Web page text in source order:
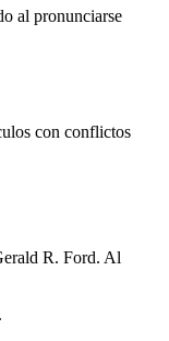
al pronunciarse
con conflictos
R. Ford. Al